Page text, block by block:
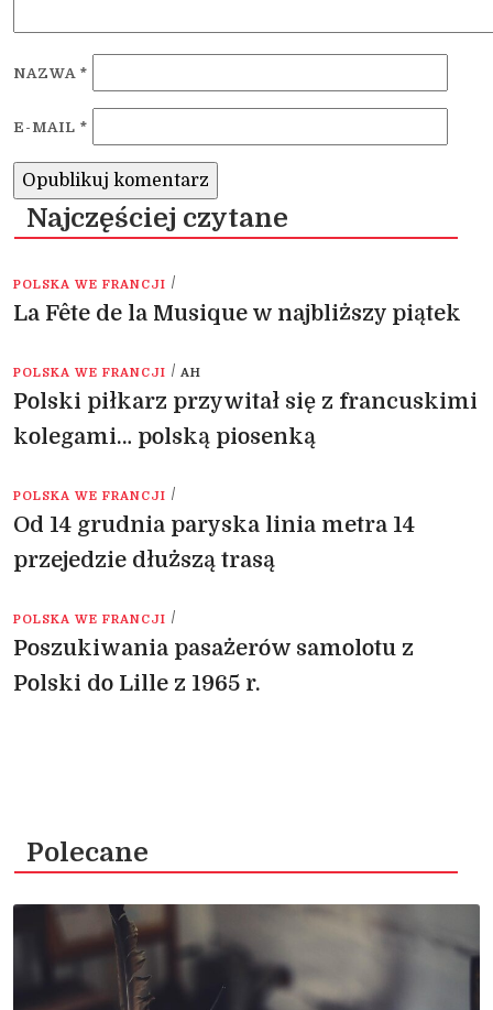
NAZWA *
E-MAIL *
Najczęściej czytane
POLSKA WE FRANCJI /
La Fête de la Musique w najbliższy piątek
POLSKA WE FRANCJI / AH
Polski piłkarz przywitał się z francuskimi
kolegami… polską piosenką
POLSKA WE FRANCJI /
Od 14 grudnia paryska linia metra 14
przejedzie dłuższą trasą
POLSKA WE FRANCJI /
Poszukiwania pasażerów samolotu z
Polski do Lille z 1965 r.
Polecane